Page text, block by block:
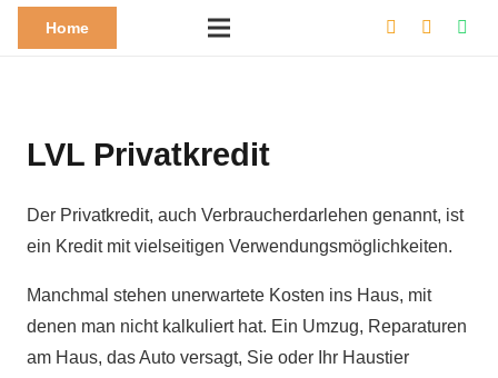
Home
LVL Privatkredit
Der Privatkredit, auch Verbraucherdarlehen genannt, ist
ein Kredit mit vielseitigen Verwendungsmöglichkeiten.
Manchmal stehen unerwartete Kosten ins Haus, mit
denen man nicht kalkuliert hat. Ein Umzug, Reparaturen
am Haus, das Auto versagt, Sie oder Ihr Haustier